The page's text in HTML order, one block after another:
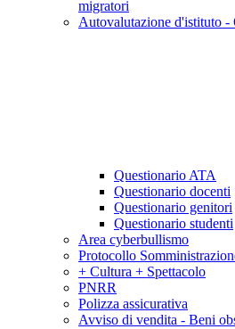
migratori
Autovalutazione d'istituto -
Questionario ATA
Questionario docenti
Questionario genitori
Questionario studenti
Area cyberbullismo
Protocollo
+ Cultura + Spettacolo
PNRR
Polizza assicurativa
Avviso di vendita - Beni